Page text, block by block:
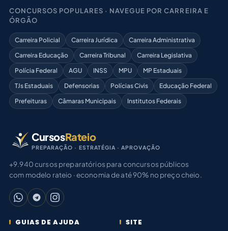
CONCURSOS POPULARES · NAVEGUE POR CARREIRA E
ÓRGÃO
Carreira Policial Carreira Jurídica
Carreira Administrativa
Carreira Educação
Carreira Tribunal
Carreira Legislativa
Polícia Federal
AGU INSS MPU
MP Estaduais
TJs Estaduais
Defensorias Polícias Civis
Educação Federal
Prefeituras
Câmaras Municipais Institutos Federais
CursosRateio
PREPARAÇÃO · ESTRATÉGIA · APROVAÇÃO
+9.940 cursos preparatórios para concursos públicos
com modelo rateio · economia de até 90% no preço cheio.
GUIAS DE AJUDA
SITE